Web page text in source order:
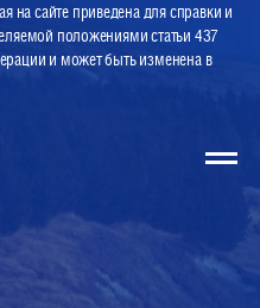
на сайте приведена для справки и
положениями статьи 437
и может быть изменена в